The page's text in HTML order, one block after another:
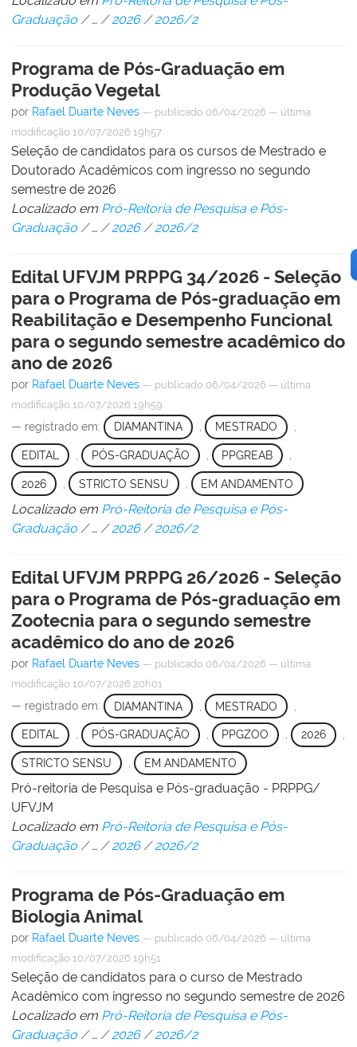
Graduação /… /2026 /2026/2
Programa de Pós-Graduação em
Produção Vegetal
por Rafael Duarte Neves — publicado 06/04/2026 — última
modificação 10/07/2026 19h57
Seleção de candidatos para os cursos de Mestrado e
Doutorado Acadêmicos com ingresso no segundo
semestre de 2026
Localizado em Pró-Reitoria de Pesquisa e Pós-
Graduação /… /2026 /2026/2
Edital UFVJM PRPPG 34/2026 - Seleção
para o Programa de Pós-graduação em
Reabilitação e Desempenho Funcional
para o segundo semestre acadêmico do
ano de 2026
por Rafael Duarte Neves — publicado 06/04/2026 — última
modificação 10/07/2026 19h59
— registrado em: DIAMANTINA , MESTRADO ,
EDITAL PÓS-GRADUAÇÃO PPGREAB
2026 STRICTO SENSU EM ANDAMENTO
Localizado em Pró-Reitoria de Pesquisa e Pós-
Graduação /… /2026 /2026/2
Edital UFVJM PRPPG 26/2026 - Seleção
para o Programa de Pós-graduação em
Zootecnia para o segundo semestre
acadêmico do ano de 2026
por Rafael Duarte Neves — publicado 06/04/2026 — última
modificação 10/07/2026 20h01
— registrado em: DIAMANTINA MESTRADO
EDITAL , PÓS-GRADUAÇÃO , PPGZOO , 2026 ,
STRICTO SENSU EM ANDAMENTO
Pró-reitoria de Pesquisa e Pós-graduação - PRPPG/
UFVJM
Localizado em Pró-Reitoria de Pesquisa e Pós-
Graduação /… /2026 /2026/2
Programa de Pós-Graduação em
Biologia Animal
por Rafael Duarte Neves — publicado 06/04/2026 — última
modificação 10/07/2026 19h51
Seleção de candidatos para o curso de Mestrado
Acadêmico com ingresso no segundo semestre de 2026
Localizado em Pró-Reitoria de Pesquisa e Pós-
Graduação /… /2026 /2026/2